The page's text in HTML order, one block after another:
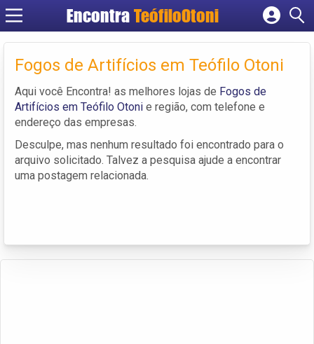
Encontra TeófiloOtoni
Cadastrar empresa
Criar conta
Fogos de Artifícios em Teófilo Otoni
Aqui você Encontra! as melhores lojas de Fogos de
Artifícios em Teófilo Otoni e região, com telefone e
endereço das empresas.
Desculpe, mas nenhum resultado foi encontrado para o
arquivo solicitado. Talvez a pesquisa ajude a encontrar
uma postagem relacionada.